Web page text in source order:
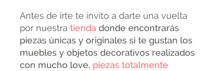
Antes de irte te invito a darte una vuelta
por nuestra tienda donde encontrarás
piezas únicas y originales si te gustan los
muebles y objetos decorativos realizados
con mucho love, piezas totalmente